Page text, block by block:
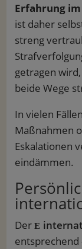
Erfahrung
ist daher
streng
getragen
beide Wege
In vielen
Maßnahmen
Eskalationen
eindämmen.
Der
entsprechend